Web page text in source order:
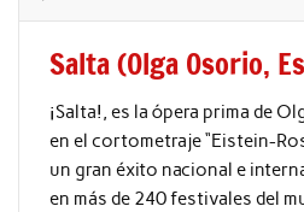
Salta (Olga Osorio,
¡Salta!, es la ópera prima de
en el cortometraje “Eistein-
un gran éxito nacional e
en más de 240 festivales del